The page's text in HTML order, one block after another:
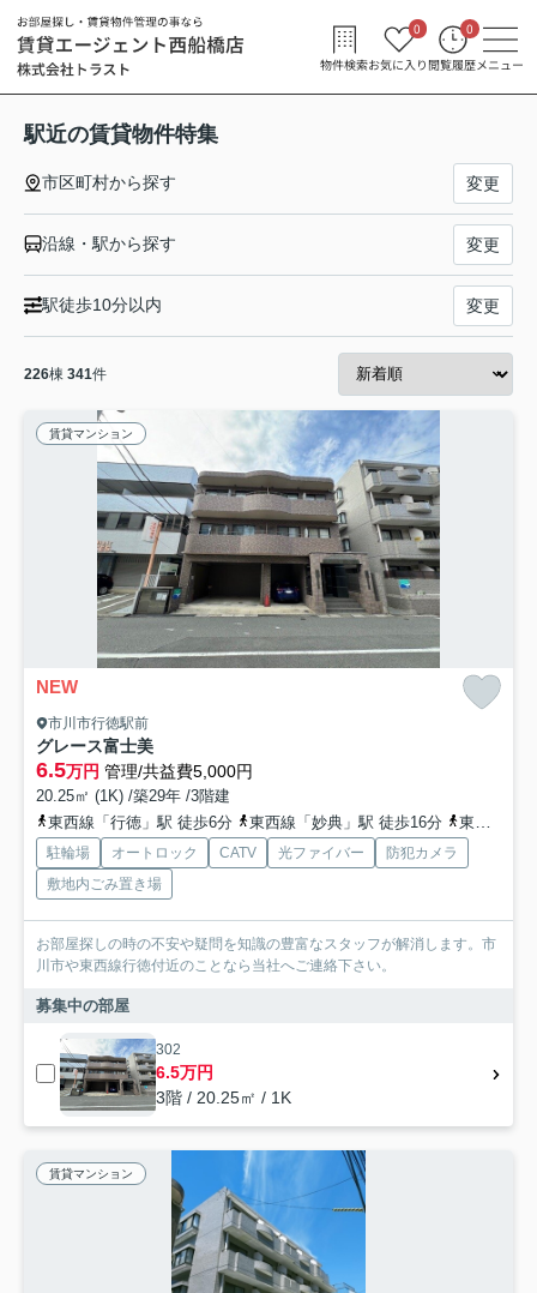
物件検索お気に入り
0
閲覧履歴
0
メニュー
駅近の賃貸物件特集
市区町村から探す 変更
沿線・駅から探す 変更
駅徒歩10分以内 変更
226棟 341件
賃貸マンション
NEW
市川市行徳駅前
グレース富士美
6.5万円 管理/共益費5,000円
20.25㎡ (1K) /築29年 /3階建
東西線「行徳」駅 徒歩6分
東西線「妙典」駅 徒歩16分 東西線「南行徳」駅 徒歩26分
駐輪場 オートロック CATV 光ファイバー
防犯カメラ
敷地内ごみ置き場
お部屋探しの時の不安や疑問を知識の豊富なスタッフが解消します。市
川市や東西線行徳付近のことなら当社へご連絡下さい。
募集中の部屋
302
6.5万円
3階 / 20.25㎡ / 1K
賃貸マンション